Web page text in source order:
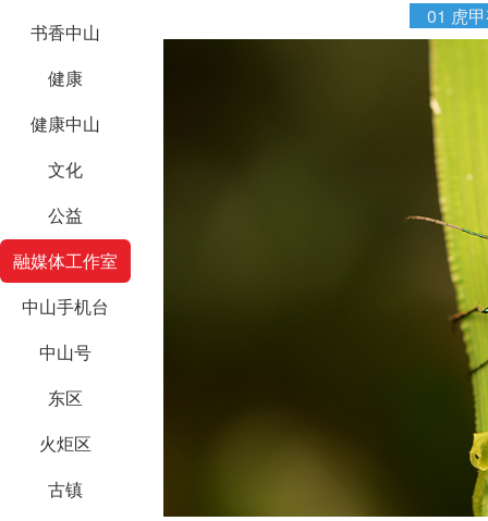
书香中山
健康
健康中山
文化
公益
融媒体工作室
中山手机台
中山号
东区
火炬区
古镇
01 虎